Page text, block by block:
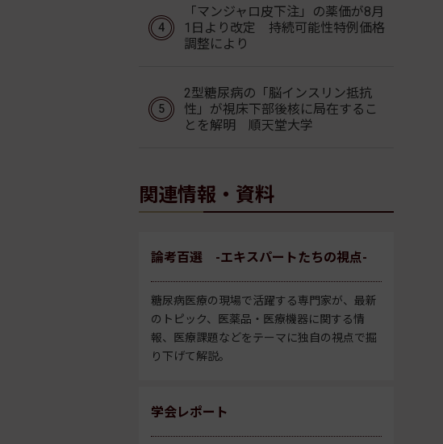
「マンジャロ皮下注」の薬価が8月
1日より改定 持続可能性特例価格
調整により
2型糖尿病の「脳インスリン抵抗
性」が視床下部後核に局在するこ
とを解明 順天堂大学
関連情報・資料
論考百選 -エキスパートたちの視点-
糖尿病医療の現場で活躍する専門家が、最新
のトピック、医薬品・医療機器に関する情
報、医療課題などをテーマに独自の視点で掘
り下げて解説。
学会レポート